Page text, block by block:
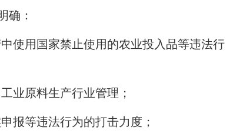
：
用国家禁止使用的农业投入品等违法行
原料生产行业管理；
等违法行为的打击力度；